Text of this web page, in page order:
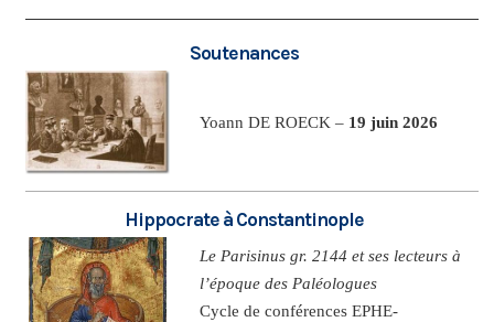
Soutenances
Yoann DE ROECK – 19 juin 2026
Hippocrate à Constantinople
Le Parisinus gr. 2144 et ses lecteurs à
l’époque des Paléologues
Cycle de conférences EPHE-